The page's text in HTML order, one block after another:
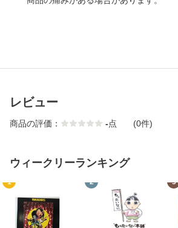
レビュー
商品の評価： -点 (0件)
ウィークリーランキング
1 2 3